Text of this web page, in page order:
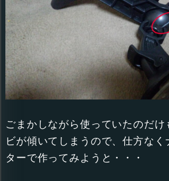
ごまかしながら使っていたのだけ
ビが傾いてしまうので、仕方な
ターで作ってみようと・・・